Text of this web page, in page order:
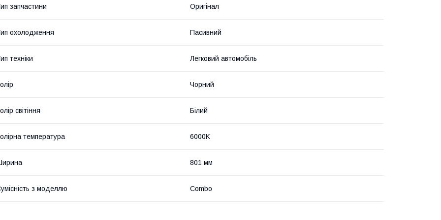
запчастини Оригінал
охолодження Пасивний
техніки Легковий автомобіль
Чорний
світіння Білий
температура 6000K
801 мм
з моделлю Combo